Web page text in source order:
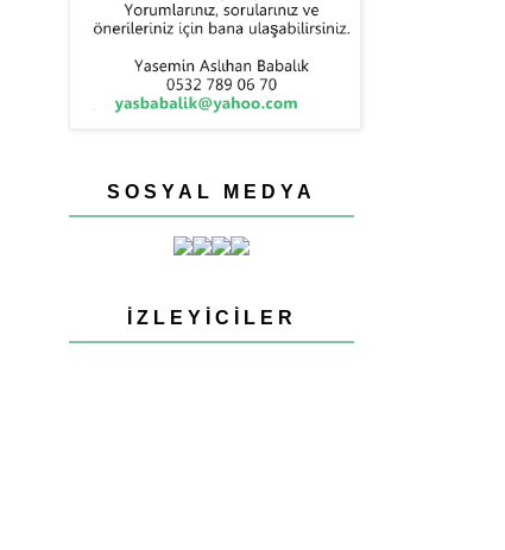
SOSYAL MEDYA
İZLEYICILER